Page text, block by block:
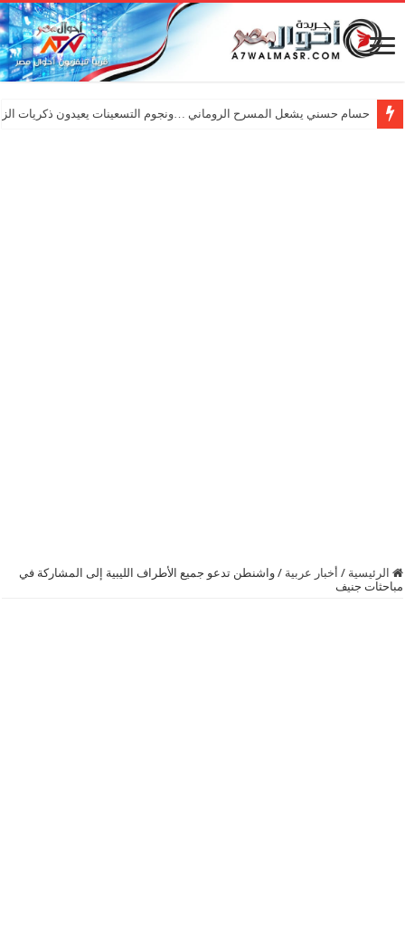
حسام حسني يشعل المسرح الروماني …ونجوم التسعينات يعيدون ذكريات
الرئيسية / أخبار عربية / واشنطن‬ تدعو جميع الأطراف الليبية إلى المشاركة في
مباحثات جنيف